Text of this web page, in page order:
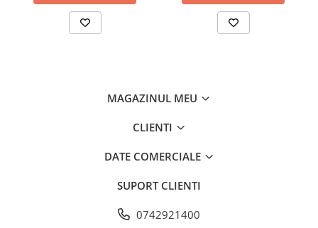
MAGAZINUL MEU
CLIENTI
DATE COMERCIALE
SUPORT CLIENTI
0742921400